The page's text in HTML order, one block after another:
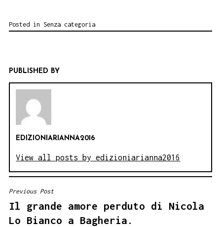
Posted in Senza categoria
PUBLISHED BY
EDIZIONIARIANNA2016
View all posts by edizioniarianna2016
NAVIGAZIONE
ARTICOLI
Previous Post
Il grande amore perduto di Nicola
Lo Bianco a Bagheria.